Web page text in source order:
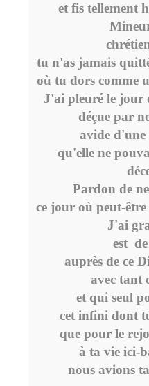
et fis tellement
tu n'as jamais
où tu dors comme
J'ai pleuré le jour
déçue par
avide d'une
qu'elle ne
Pardon de
ce jour où peut-
J'ai
est
auprès de ce
avec tant
et qui seul
cet infini dont
que pour le
à ta vie ici-
nous avions